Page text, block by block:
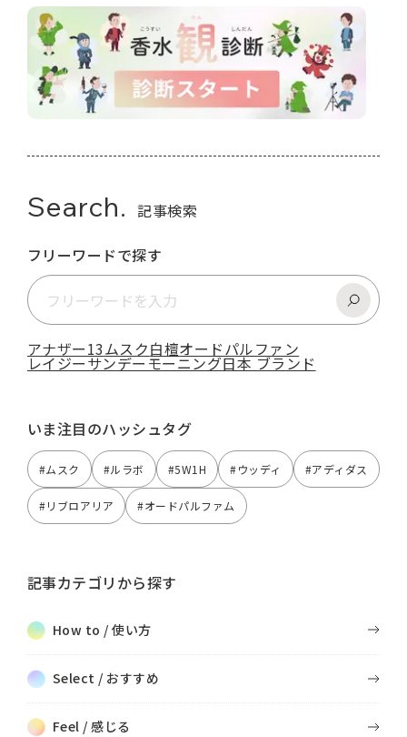
Search. 記事検索
フリーワードで探す
アナザー13ムスク白檀オードパルファン
レイジーサンデーモーニング日本 ブランド
いま注目のハッシュタグ
#ムスク #ルラボ #5W1H #ウッディ #アディダス
#リブロアリア #オードパルファム
記事カテゴリから探す
How to / 使い方
Select / おすすめ
Feel / 感じる